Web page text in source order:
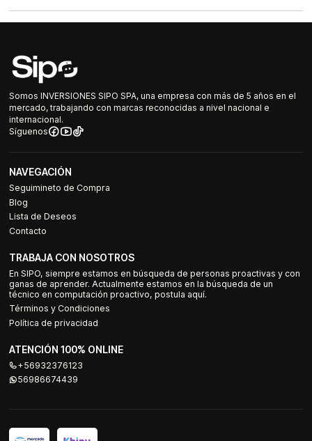
Somos INVERSIONES SIPO SPA, una empresa con más de 5 años en el
mercado, trabajando con marcas reconocidas a nivel nacional e
internacional.
Síguenos
NAVEGACIÓN
Seguimineto de Compra
Blog
Lista de Deseos
Contacto
TRABAJA CON NOSOTROS
En SIPO, siempre estamos en búsqueda de personas proactivas y con
ganas de aprender. Actualmente estamos en la búsqueda de un
técnico en computación proactivo, postula aquí.
Términos y Condiciones
Política de privacidad
ATENCIÓN 100% ONLINE
+56932376123
56986674439